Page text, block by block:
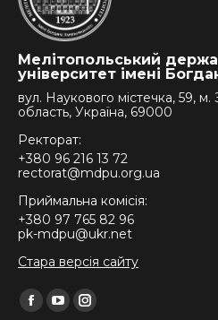
Мелітопольський
університет імені
вул. Наукового містечка, 59, м.
область, Україна, 69000
Ректорат:
+380 96 216 13 72
rectorat@mdpu.org.ua
Приймальна комісія:
+380 97 765 82 96
pk-mdpu@ukr.net
Стара версія сайту
Find us on:
Facebook
YouTubeInstagram